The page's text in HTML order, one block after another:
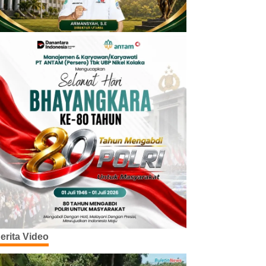
Video